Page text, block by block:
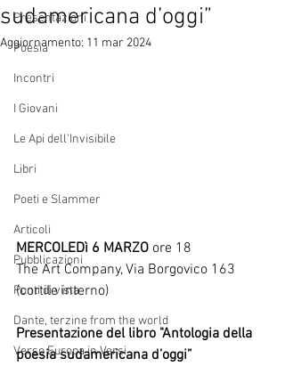
Presentazioni
Poesia
Incontri
I Giovani
Le Api dell'Invisibile
Libri
Poeti e Slammer
Articoli
Pubblicazioni
Punti di vista
Dante, terzine from the world
Verso Europa in Versi
sudamericana d’oggi”
Aggiornamento: 11 mar 2024
MERCOLEDì 6 MARZO ore 18
The Art Company, Via Borgovico 163
(cortile interno)
Presentazione del libro "Antologia della
poesia sudamericana d’oggi”